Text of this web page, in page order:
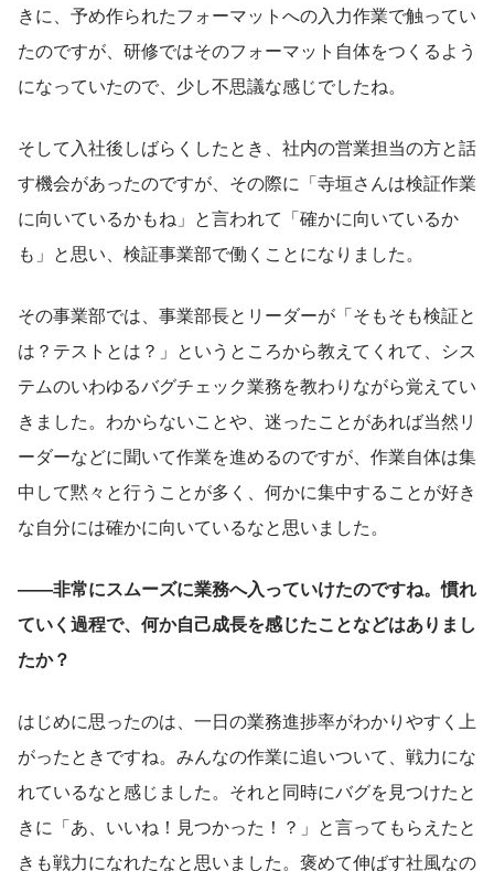
きに、予め作られたフォーマットへの入力作業で触ってい
たのですが、研修ではそのフォーマット自体をつくるよう
になっていたので、少し不思議な感じでしたね。
そして入社後しばらくしたとき、社内の営業担当の方と話
す機会があったのですが、その際に「寺垣さんは検証作業
に向いているかもね」と言われて「確かに向いているか
も」と思い、検証事業部で働くことになりました。
その事業部では、事業部長とリーダーが「そもそも検証と
は？テストとは？」というところから教えてくれて、シス
テムのいわゆるバグチェック業務を教わりながら覚えてい
きました。わからないことや、迷ったことがあれば当然リ
ーダーなどに聞いて作業を進めるのですが、作業自体は集
中して黙々と行うことが多く、何かに集中することが好き
な自分には確かに向いているなと思いました。
――非常にスムーズに業務へ入っていけたのですね。慣れ
ていく過程で、何か自己成長を感じたことなどはありまし
たか？
はじめに思ったのは、一日の業務進捗率がわかりやすく上
がったときですね。みんなの作業に追いついて、戦力にな
れているなと感じました。それと同時にバグを見つけたと
きに「あ、いいね！見つかった！？」と言ってもらえたと
きも戦力になれたなと思いました。褒めて伸ばす社風なの